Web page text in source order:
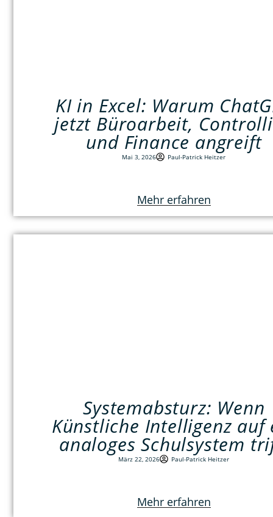
KI in Excel: Warum
jetzt Büroarbeit,
und Finance angreift
Mai 3, 2026 Paul-Patrick Heitzer
Mehr erfahren
Systemabsturz: Wenn
Künstliche Intelligenz auf
analoges Schulsystem
März 22, 2026 Paul-Patrick Heitzer
Mehr erfahren